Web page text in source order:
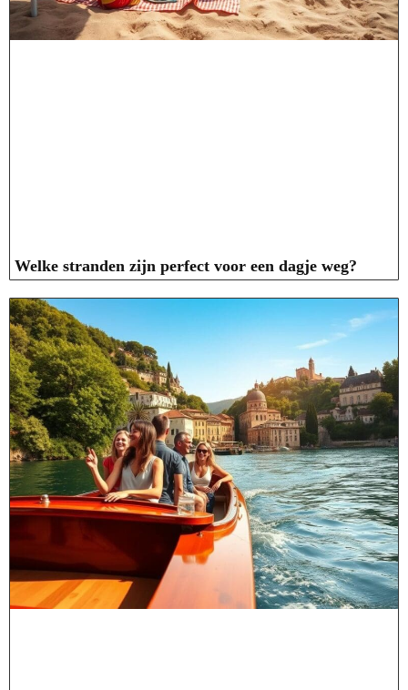
Welke stranden zijn perfect voor een dagje weg?